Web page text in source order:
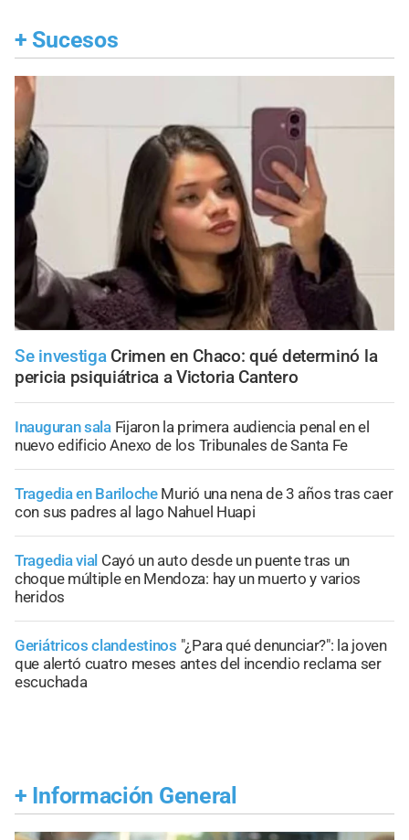
+ Sucesos
Se investiga Crimen en Chaco: qué determinó la
pericia psiquiátrica a Victoria Cantero
Inauguran sala Fijaron la primera audiencia penal en el
nuevo edificio Anexo de los Tribunales de Santa Fe
Tragedia en Bariloche Murió una nena de 3 años tras caer
con sus padres al lago Nahuel Huapi
Tragedia vial Cayó un auto desde un puente tras un
choque múltiple en Mendoza: hay un muerto y varios
heridos
Geriátricos clandestinos "¿Para qué denunciar?": la joven
que alertó cuatro meses antes del incendio reclama ser
escuchada
+ Información General